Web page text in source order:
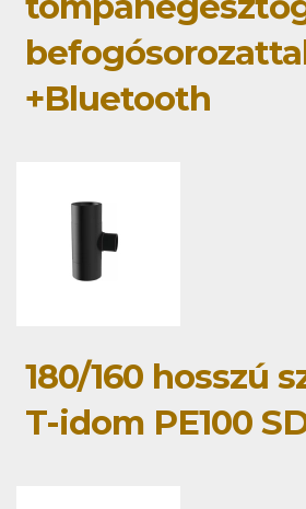
+Bluetooth
180/160 hosszú
T-idom PE100